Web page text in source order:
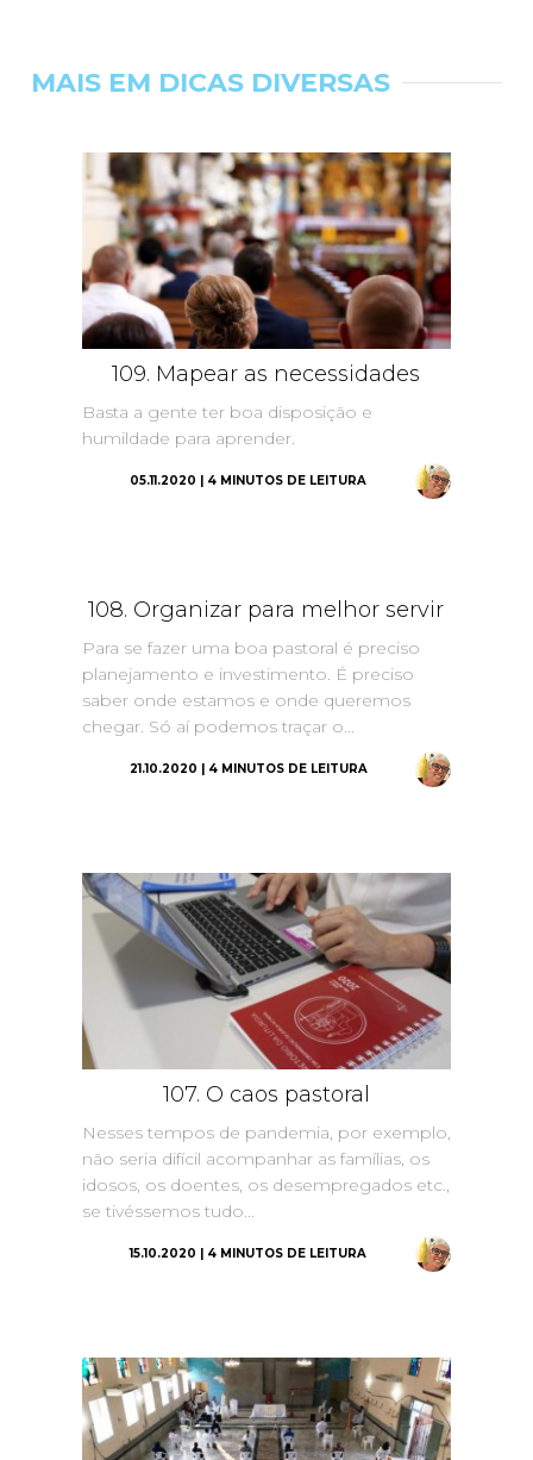
MAIS EM DICAS DIVERSAS
109. Mapear as necessidades
Basta a gente ter boa disposição e
humildade para aprender.
05.11.2020 | 4 MINUTOS DE LEITURA
108. Organizar para melhor servir
Para se fazer uma boa pastoral é preciso
planejamento e investimento. É preciso
saber onde estamos e onde queremos
chegar. Só aí podemos traçar o...
21.10.2020 | 4 MINUTOS DE LEITURA
107. O caos pastoral
Nesses tempos de pandemia, por exemplo,
não seria difícil acompanhar as famílias, os
idosos, os doentes, os desempregados etc.,
se tivéssemos tudo...
15.10.2020 | 4 MINUTOS DE LEITURA